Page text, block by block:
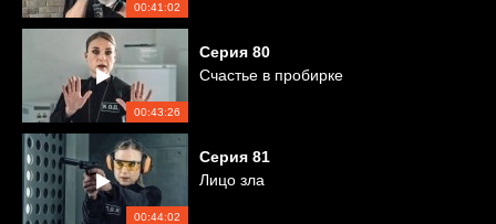
00:41:02
00:43:26
Серия 80
Счастье в пробирке
00:44:02
Серия 81
Лицо зла